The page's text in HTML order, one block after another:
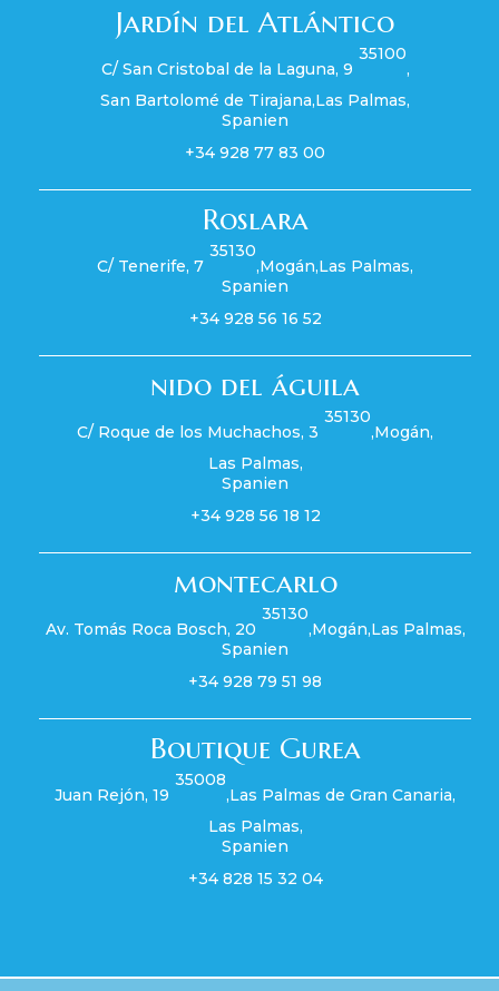
Jardín del Atlántico
C/ San Cristobal de la Laguna, 9
35100
,
San Bartolomé de Tirajana,Las Palmas,
Spanien
+34 928 77 83 00
Roslara
C/ Tenerife, 7
35130
,Mogán,Las Palmas,
Spanien
+34 928 56 16 52
nido del águila
C/ Roque de los Muchachos, 3
35130
,Mogán,
Las Palmas,
Spanien
+34 928 56 18 12
montecarlo
Av. Tomás Roca Bosch, 20
35130
,Mogán,Las Palmas,
Spanien
+34 928 79 51 98
Boutique Gurea
Juan Rejón, 19
35008
,Las Palmas de Gran Canaria,
Las Palmas,
Spanien
+34 828 15 32 04